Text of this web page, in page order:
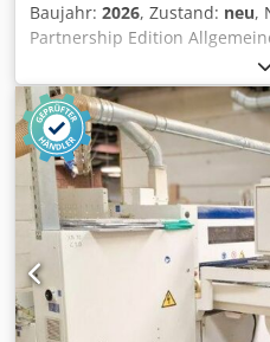
Baujahr: 2026, Zustand: neu,
Partnership Edition
Aluminium Maschinen- und
Adref Bis 46° schwenkbares
einschl. LED Beleuchtung mit
Aktionsfarben: WEISS:
Druckbalken senkt sich oder
Sägeaggregat verfährt
1.000 x 500 mm
Gleichlauf Automatische
minimale Verfahrwege
Bedienpult, einschl.:
Not-Aus-Taster, Start-Taster,
Sägen/Sägen, Drehschalter